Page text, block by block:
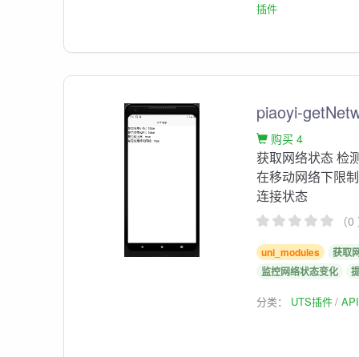
插件
piaoyi-
购买 4
获取网络状态 检
在移动网络下限制
连接状态
（
uni_modules
获取
监控网络状态变化
分类： UTS插件